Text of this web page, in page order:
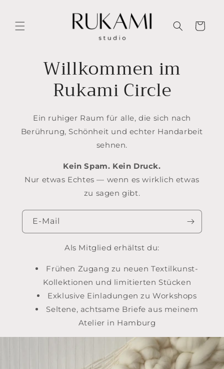
Inhalt
Warenkorb
Willkommen im
Rukami Circle
Ein ruhiger Raum für alle, die sich nach
Berührung, Schönheit und echter Handarbeit
sehnen.
Kein Spam. Kein Druck.
Nur etwas Echtes — wenn es wirklich etwas
zu sagen gibt.
E-Mail
Als Mitglied erhältst du:
Frühen Zugang zu neuen Textilkunst-
Kollektionen und limitierten Stücken
Exklusive Einladungen zu Workshops
Seltene, achtsame Briefe aus meinem
Atelier in Hamburg